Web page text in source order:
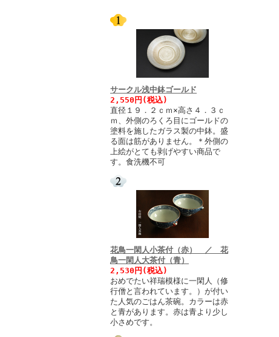
サークル浅中鉢ゴールド
2,550円(税込)
直径１９．２ｃｍ×高さ４．３ｃ
ｍ、外側のろくろ目にゴールドの
塗料を施したガラス製の中鉢。盛
る面は筋がありません。＊外側の
上絵がとても剥げやすい商品で
す。食洗機不可
花鳥一閑人小茶付（赤） ／ 花
鳥一閑人大茶付（青）
2,530円(税込)
おめでたい祥瑞模様に一閑人（修
行僧と言われています。）が付い
た人気のごはん茶碗。カラーは赤
と青があります。赤は青より少し
小さめです。